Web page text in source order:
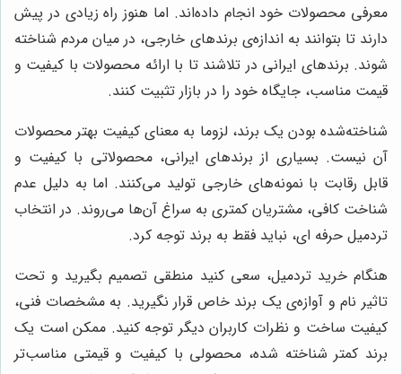
معرفی محصولات خود انجام داده‌اند. اما هنوز راه زیادی در پیش
دارند تا بتوانند به اندازه‌ی برندهای خارجی، در میان مردم شناخته
شوند. برندهای ایرانی در تلاشند تا با ارائه محصولات با کیفیت و
قیمت مناسب، جایگاه خود را در بازار تثبیت کنند.
شناخته‌شده بودن یک برند، لزوما به معنای کیفیت بهتر محصولات
آن نیست. بسیاری از برندهای ایرانی، محصولاتی با کیفیت و
قابل رقابت با نمونه‌های خارجی تولید می‌کنند. اما به دلیل عدم
شناخت کافی، مشتریان کمتری به سراغ آن‌ها می‌روند. در انتخاب
تردمیل حرفه ای، نباید فقط به برند توجه کرد.
هنگام خرید تردمیل، سعی کنید منطقی تصمیم بگیرید و تحت
تاثیر نام و آوازه‌ی یک برند خاص قرار نگیرید. به مشخصات فنی،
کیفیت ساخت و نظرات کاربران دیگر توجه کنید. ممکن است یک
برند کمتر شناخته شده، محصولی با کیفیت و قیمتی مناسب‌تر